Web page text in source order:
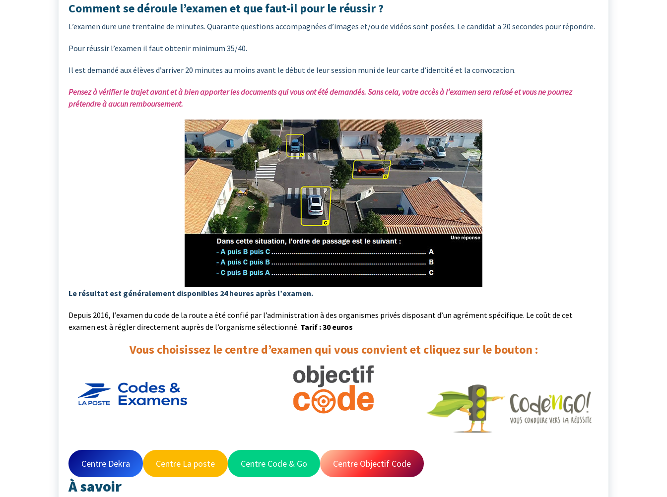
Comment se déroule l’examen et que faut-il pour le réussir ?
L’examen dure une trentaine de minutes. Quarante questions accompagnées d’images et/ou de vidéos sont posées. Le candidat a 20 secondes pour répondre.
Pour réussir l’examen il faut obtenir minimum 35/40.
Il est demandé aux élèves d’arriver 20 minutes au moins avant le début de leur session muni de leur carte d’identité et la convocation.
Pensez à vérifier le trajet avant et à bien apporter les documents qui vous ont été demandés. Sans cela, votre accès à l’examen sera refusé et vous ne pourrez
prétendre à aucun remboursement.
Le résultat est généralement disponibles 24 heures après l’examen.
Depuis 2016, l’examen du code de la route a été confié par l’administration à des organismes privés disposant d’un agrément spécifique. Le coût de cet
examen est à régler directement auprès de l’organisme sélectionné. Tarif : 30 euros
Vous choisissez le centre d’examen qui vous convient et cliquez sur le bouton :
Centre Dekra Centre La poste Centre Code & Go Centre Objectif Code
À savoir